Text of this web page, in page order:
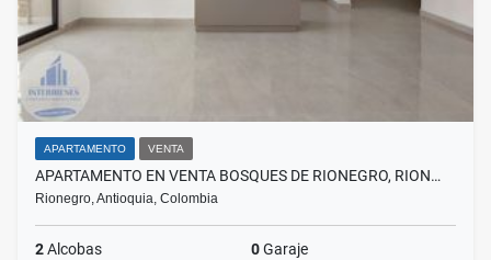
APARTAMENTO VENTA
APARTAMENTO EN VENTA BOSQUES DE RIONEGRO, RION…
Rionegro, Antioquia, Colombia
2Alcobas 0Garaje